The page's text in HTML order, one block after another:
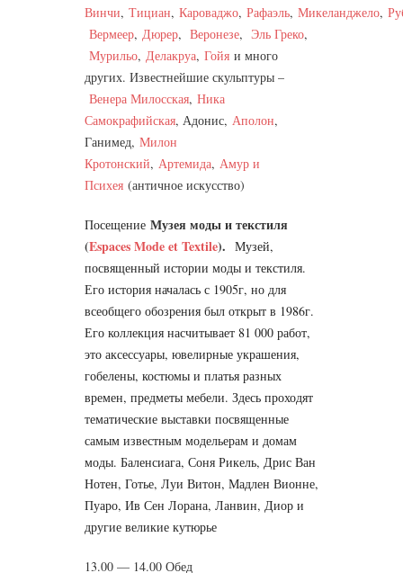
Винчи, Тициан, Кароваджо, Рафаэль, Микеланджело,
Вермеер, Дюрер, Веронезе, Эль Греко,
Мурильо, Делакруа, Гойя и много
других. Известнейшие скульптуры –
Венера Милосская, Ника
Самокрафийская, Адонис, Аполон,
Ганимед, Милон
Кротонский, Артемида, Амур и
Психея (античное искусство)
Посещение Музея моды и текстиля
(Espaces Mode et Textile). Музей,
посвященный истории моды и текстиля.
Его история началась с 1905г, но для
всеобщего обозрения был открыт в 1986г.
Его коллекция насчитывает 81 000 работ,
это аксессуары, ювелирные украшения,
гобелены, костюмы и платья разных
времен, предметы мебели. Здесь проходят
тематические выставки посвященные
самым известным модельерам и домам
моды. Баленсиага, Соня Рикель, Дрис Ван
Нотен, Готье, Луи Витон, Мадлен Вионне,
Пуаро, Ив Сен Лорана, Ланвин, Диор и
другие великие кутюрье
13.00 — 14.00 Обед